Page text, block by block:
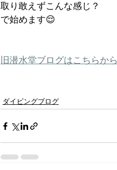
取り敢えずこんな感じ？
で始めます😌
旧潜水堂ブログはこちらから
ダイビングブログ